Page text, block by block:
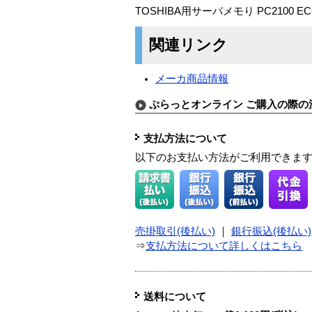
TOSHIBA用サーバメモり PC2100
関連リンク
メーカ商品情報
ぷらっとオンライン ご購入の際の
支払方法について
以下のお支払い方法がご利用できま
売掛取引(後払い) 銀行振込(後払い)
⇒支払方法について詳しくはこちら
送料について